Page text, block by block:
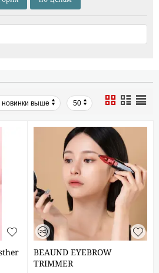
новинки выше 50
BEAUND EYEBROW
TRIMMER